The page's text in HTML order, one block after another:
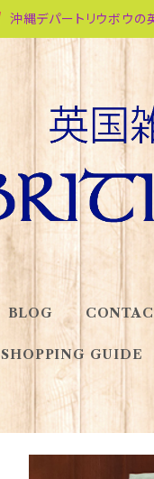
沖縄デパートリウボウ
BLOG
SHOPPING GUIDE